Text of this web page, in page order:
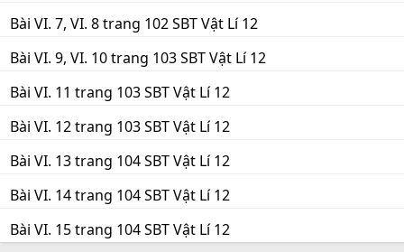
Bài VI. 7, VI. 8 trang 102 SBT Vật Lí 12
Bài VI. 9, VI. 10 trang 103 SBT Vật Lí 12
Bài VI. 11 trang 103 SBT Vật Lí 12
Bài VI. 12 trang 103 SBT Vật Lí 12
Bài VI. 13 trang 104 SBT Vật Lí 12
Bài VI. 14 trang 104 SBT Vật Lí 12
Bài VI. 15 trang 104 SBT Vật Lí 12